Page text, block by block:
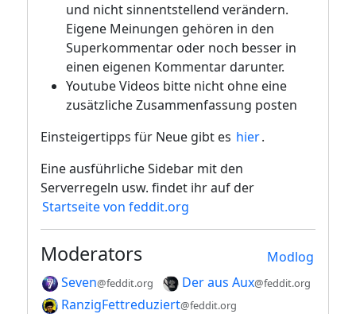
und nicht sinnentstellend verändern.
Eigene Meinungen gehören in den
Superkommentar oder noch besser in
einen eigenen Kommentar darunter.
Youtube Videos bitte nicht ohne eine
zusätzliche Zusammenfassung posten
Einsteigertipps für Neue gibt es hier.
Eine ausführliche Sidebar mit den
Serverregeln usw. findet ihr auf der
Startseite von feddit.org
Modlog
Moderators
Seven@feddit.org Der aus Aux@feddit.org
RanzigFettreduziert@feddit.org